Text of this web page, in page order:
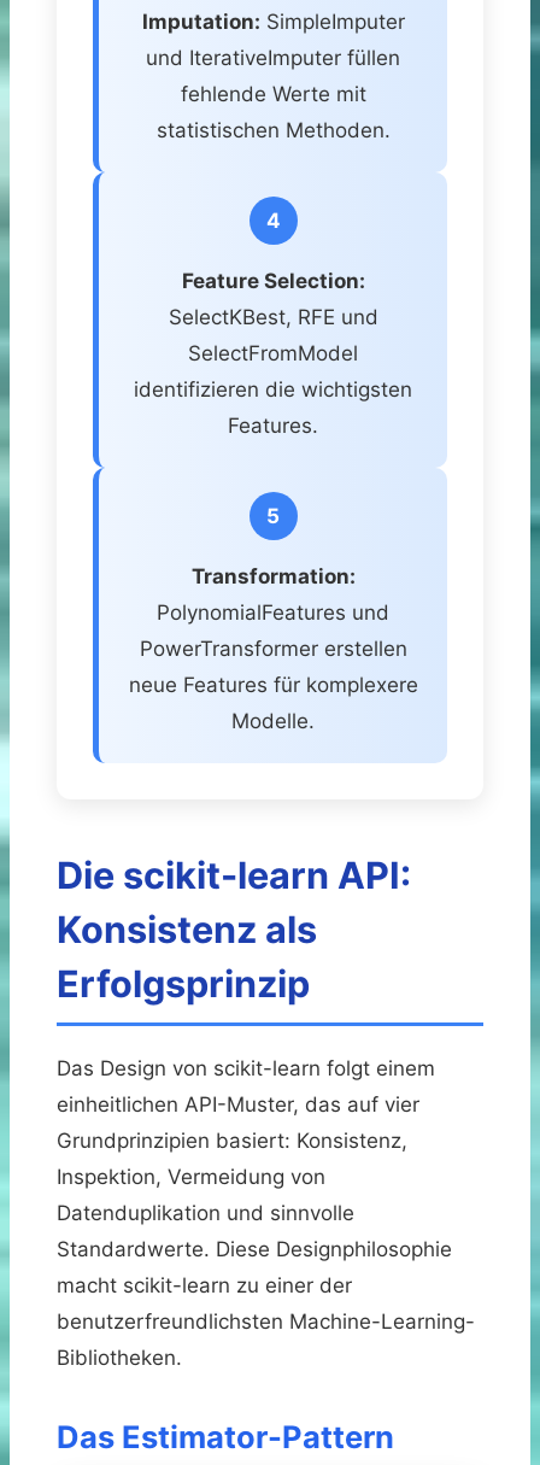
Imputation: SimpleImputer
und IterativeImputer füllen
fehlende Werte mit
statistischen Methoden.
4
Feature Selection:
SelectKBest, RFE und
SelectFromModel
identifizieren die wichtigsten
Features.
5
Transformation:
PolynomialFeatures und
PowerTransformer erstellen
neue Features für komplexere
Modelle.
Die scikit-learn API:
Konsistenz als
Erfolgsprinzip
Das Design von scikit-learn folgt einem
einheitlichen API-Muster, das auf vier
Grundprinzipien basiert: Konsistenz,
Inspektion, Vermeidung von
Datenduplikation und sinnvolle
Standardwerte. Diese Designphilosophie
macht scikit-learn zu einer der
benutzerfreundlichsten Machine-Learning-
Bibliotheken.
Das Estimator-Pattern